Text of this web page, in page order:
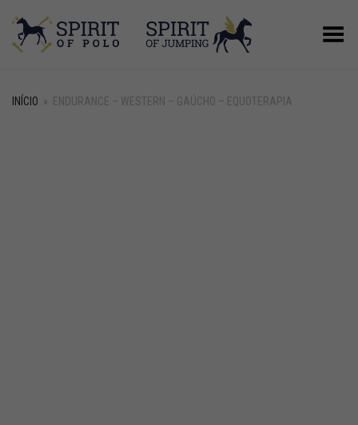
Alternar Menu
INÍCIO » ENDURANCE – WESTERN – GAÚCHO – EQUOTERAPIA